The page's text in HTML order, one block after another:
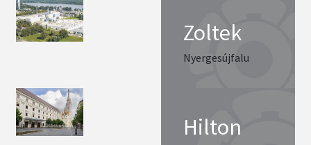
Zoltek
Nyergesújfalu
Hilton